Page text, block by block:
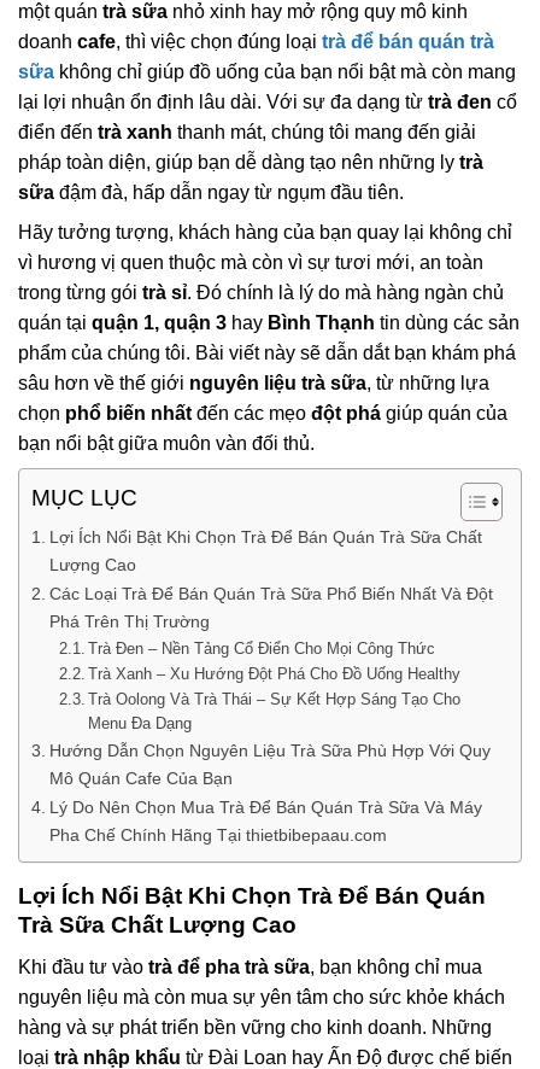
một quán trà sữa nhỏ xinh hay mở rộng quy mô kinh
doanh cafe, thì việc chọn đúng loại trà để bán quán trà
sữa không chỉ giúp đồ uống của bạn nổi bật mà còn mang
lại lợi nhuận ổn định lâu dài. Với sự đa dạng từ trà đen cổ
điển đến trà xanh thanh mát, chúng tôi mang đến giải
pháp toàn diện, giúp bạn dễ dàng tạo nên những ly trà
sữa đậm đà, hấp dẫn ngay từ ngụm đầu tiên.
Hãy tưởng tượng, khách hàng của bạn quay lại không chỉ
vì hương vị quen thuộc mà còn vì sự tươi mới, an toàn
trong từng gói trà sỉ. Đó chính là lý do mà hàng ngàn chủ
quán tại quận 1, quận 3 hay Bình Thạnh tin dùng các sản
phẩm của chúng tôi. Bài viết này sẽ dẫn dắt bạn khám phá
sâu hơn về thế giới nguyên liệu trà sữa, từ những lựa
chọn phổ biến nhất đến các mẹo đột phá giúp quán của
bạn nổi bật giữa muôn vàn đối thủ.
MỤC LỤC
Lợi Ích Nổi Bật Khi Chọn Trà Để Bán Quán Trà Sữa Chất
Lượng Cao
Các Loại Trà Để Bán Quán Trà Sữa Phổ Biến Nhất Và Đột
Phá Trên Thị Trường
Trà Đen – Nền Tảng Cổ Điển Cho Mọi Công Thức
Trà Xanh – Xu Hướng Đột Phá Cho Đồ Uống Healthy
Trà Oolong Và Trà Thái – Sự Kết Hợp Sáng Tạo Cho
Menu Đa Dạng
Hướng Dẫn Chọn Nguyên Liệu Trà Sữa Phù Hợp Với Quy
Mô Quán Cafe Của Bạn
Lý Do Nên Chọn Mua Trà Để Bán Quán Trà Sữa Và Máy
Pha Chế Chính Hãng Tại thietbibepaau.com
Lợi Ích Nổi Bật Khi Chọn Trà Để Bán Quán
Trà Sữa Chất Lượng Cao
Khi đầu tư vào trà để pha trà sữa, bạn không chỉ mua
nguyên liệu mà còn mua sự yên tâm cho sức khỏe khách
hàng và sự phát triển bền vững cho kinh doanh. Những
loại trà nhập khẩu từ Đài Loan hay Ấn Độ được chế biến